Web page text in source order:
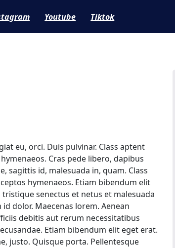
Youtube Tiktok
eu, orci. Duis pulvinar. Class aptent
Cras pede libero, dapibus
sagittis id, malesuada in, quam. Class
hymenaeos. Etiam bibendum elit
senectus et netus et malesuada
dolor. Maecenas lorem. Aenean
debitis aut rerum necessitatibus
Etiam bibendum elit eget erat.
justo. Quisque porta. Pellentesque